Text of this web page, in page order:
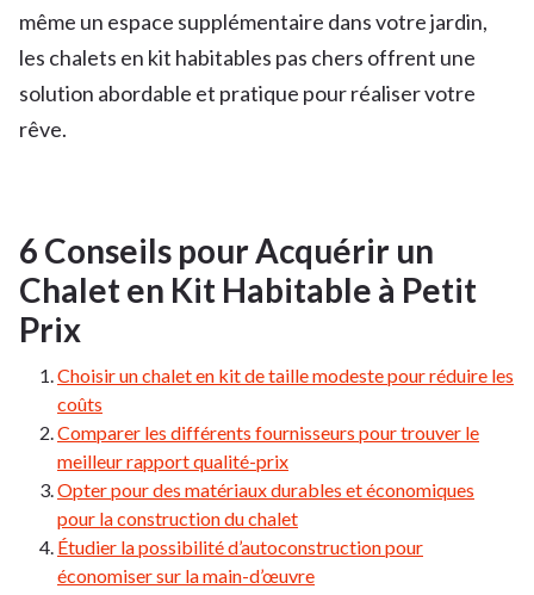
même un espace supplémentaire dans votre jardin,
les chalets en kit habitables pas chers offrent une
solution abordable et pratique pour réaliser votre
rêve.
6 Conseils pour Acquérir un
Chalet en Kit Habitable à Petit
Prix
Choisir un chalet en kit de taille modeste pour réduire les
coûts
Comparer les différents fournisseurs pour trouver le
meilleur rapport qualité-prix
Opter pour des matériaux durables et économiques
pour la construction du chalet
Étudier la possibilité d’autoconstruction pour
économiser sur la main-d’œuvre